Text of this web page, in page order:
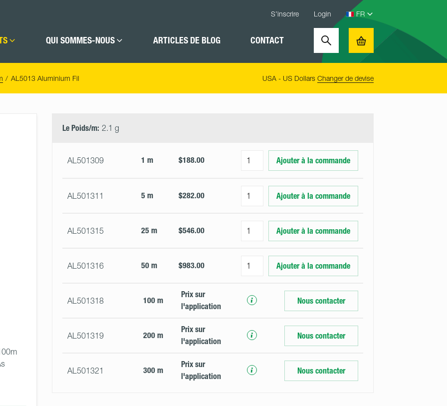
S’inscrire Login
QUI SOMMES-NOUS ARTICLES DE BLOG CONTACT Search Basket
AL5013 Aluminium Fil USA - US Dollars Changer de devise
QuantityLe Poids/m: 2.1 g
AL501309 1 m $188.00 Ajouter à la commande
AL501311 5 m $282.00 Ajouter à la commande
AL501315 25 m $546.00 Ajouter à la commande
AL501316 50 m $983.00 Ajouter à la commande
AL501318 100 m
Prix ​​sur
l'application
Nous contacter
AL501319 200 m
Prix ​​sur
l'application
Nous contacter
AL501321 300 m
Prix ​​sur
l'application
Nous contacter